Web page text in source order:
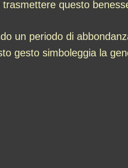
questo
un periodo di
gesto simboleggia la